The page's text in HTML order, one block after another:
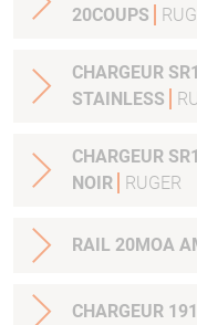
20COUPS
CHARGEUR
STAINLESS
CHARGEUR
NOIR
RUGER
RAIL 20MOA
CHARGEUR